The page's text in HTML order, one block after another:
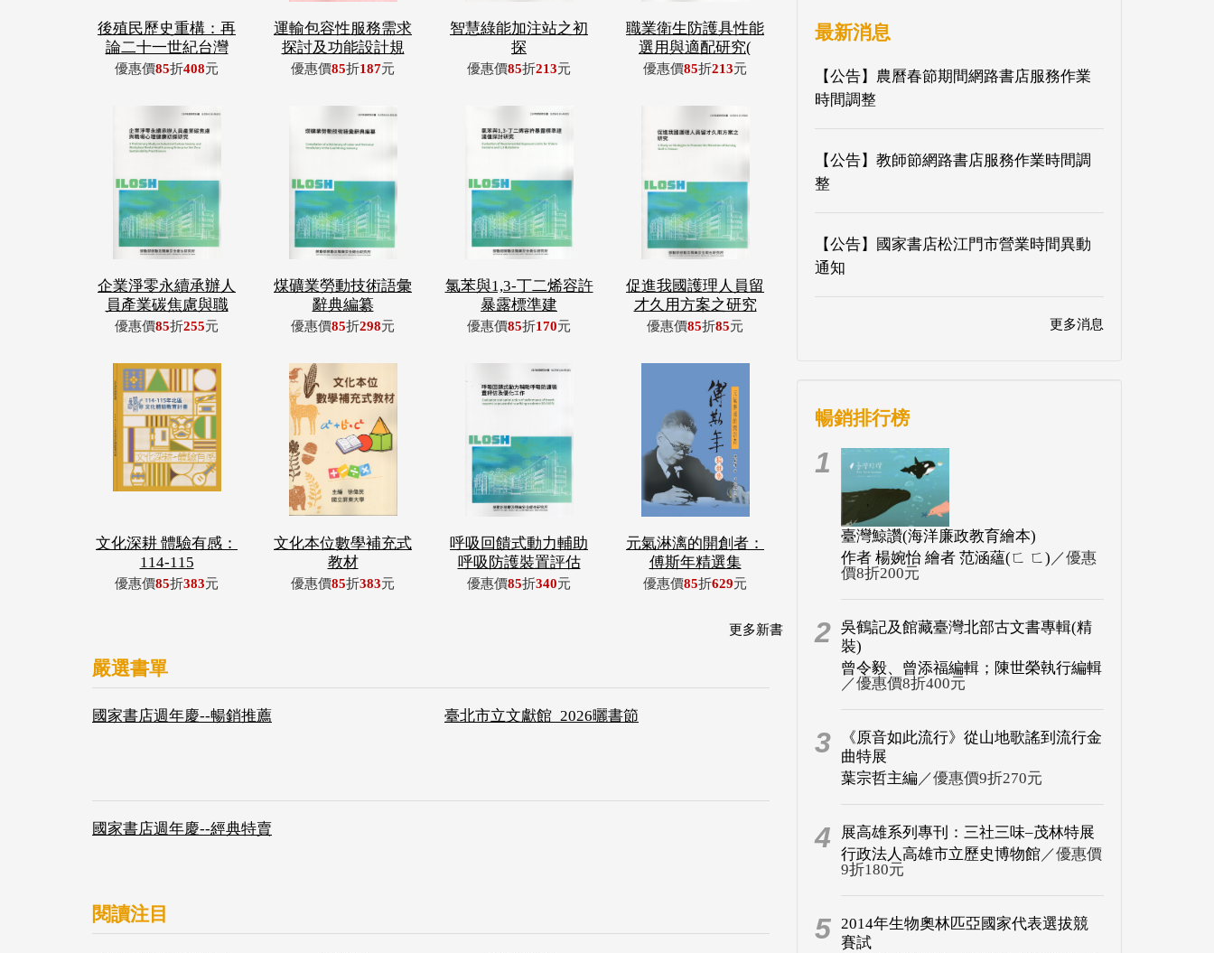
後殖民歷史重構：再
論二十一世紀台灣
優惠價85折408元
運輸包容性服務需求
探討及功能設計規
優惠價85折187元
智慧綠能加注站之初
探
優惠價85折213元
職業衛生防護具性能
選用與適配研究(
優惠價85折213元
企業淨零永續承辦人
員產業碳焦慮與職
優惠價85折255元
煤礦業勞動技術語彙
辭典編纂
優惠價85折298元
氯苯與1,3-丁二烯容許
暴露標準建
優惠價85折170元
促進我國護理人員留
才久用方案之研究
優惠價85折85元
文化深耕 體驗有感：
114-115
優惠價85折383元
文化本位數學補充式
教材
優惠價85折383元
呼吸回饋式動力輔助
呼吸防護裝置評估
優惠價85折340元
元氣淋漓的開創者：
傅斯年精選集
優惠價85折629元
更多新書
嚴選書單
國家書店週年慶--暢銷推薦 臺北市立文獻館_2026曬書節
國家書店週年慶--經典特賣
閱讀注目
最新消息
【公告】農曆春節期間網路書店服務作業
時間調整
【公告】教師節網路書店服務作業時間調
整
【公告】國家書店松江門市營業時間異動
通知
更多消息
暢銷排行榜
1
臺灣鯨讚(海洋廉政教育繪本)
作者 楊婉怡 繪者 范涵蘊(ㄈ ㄈ) ／優惠
價8折200元
2 吳鶴記及館藏臺灣北部古文書專輯(精
裝)
曾令毅、曾添福編輯；陳世榮執行編輯
／優惠價8折400元
3
《原音如此流行》從山地歌謠到流行金
曲特展
葉宗哲主編 ／優惠價9折270元
4
展高雄系列專刊：三社三味–茂林特展
行政法人高雄市立歷史博物館／優惠價
9折180元
5 2014年生物奧林匹亞國家代表選拔競
賽試